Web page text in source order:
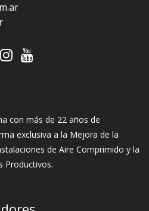
con más de 22 años de
exclusiva a la Mejora de la
de Aire Comprimido y la
Productivos.